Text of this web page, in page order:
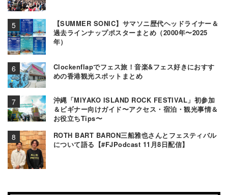
【SUMMER SONIC】サマソニ歴代ヘッドライナー＆
過去ラインナップポスターまとめ（2000年〜2025
年）
Clockenflapでフェス旅！音楽&フェス好きにおすす
めの香港観光スポットまとめ
沖縄「MIYAKO ISLAND ROCK FESTIVAL」初参加
＆ビギナー向けガイド〜アクセス・宿泊・観光事情＆
お役立ちTips〜
ROTH BART BARON三船雅也さんとフェスティバル
について語る【#FJPodcast 11月8日配信】